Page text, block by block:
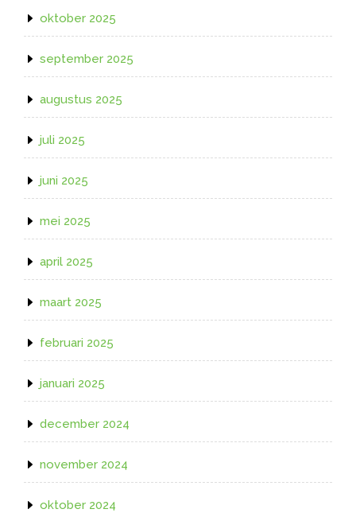
oktober 2025
september 2025
augustus 2025
juli 2025
juni 2025
mei 2025
april 2025
maart 2025
februari 2025
januari 2025
december 2024
november 2024
oktober 2024